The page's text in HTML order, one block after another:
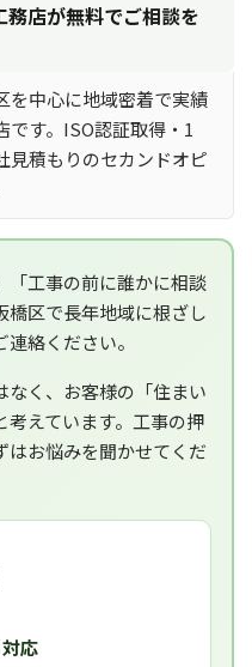
店が無料でご相談を
を中心に地域密着で実績
です。ISO認証取得・1
見積もりのセカンドオピ
「工事の前に誰かに相談
区で長年地域に根ざし
絡ください。
なく、お客様の「住まい
えています。工事の押
はお悩みを聞かせてくだ
応